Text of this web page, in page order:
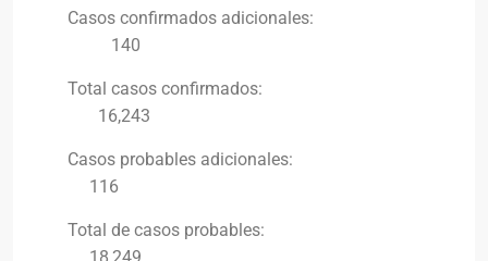
Casos confirmados adicionales:
140
Total casos confirmados:
16,243
Casos probables adicionales:
116
Total de casos probables: